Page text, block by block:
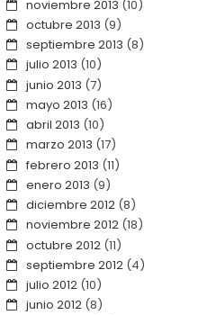
noviembre 2013 (10)
octubre 2013 (9)
septiembre 2013 (8)
julio 2013 (10)
junio 2013 (7)
mayo 2013 (16)
abril 2013 (10)
marzo 2013 (17)
febrero 2013 (11)
enero 2013 (9)
diciembre 2012(8)
noviembre 2012(18)
octubre 2012(11)
septiembre 2012(4)
julio 2012(10)
junio 2012(8)